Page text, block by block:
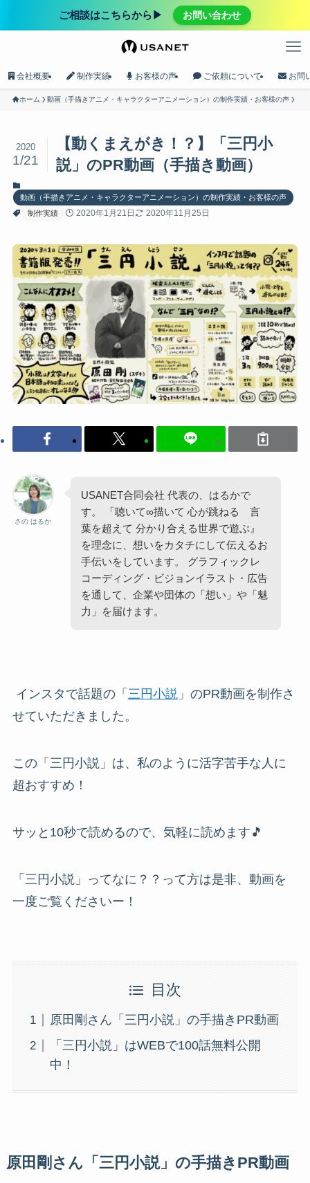
ご相談はこちらから▶︎ お問い合わせ
会社概要 制作実績 お客様の声 ご依頼について お問
ホーム 動画（手描きアニメ・キャラクターアニメーション）の制作実績・お客様の声
【動くまえがき！？】「三円小
説」のPR動画（手描き動画）
2020
1/21
動画（手描きアニメ・キャラクターアニメーション）の制作実績・お客様の声
制作実績
2020年1月21日 2020年11月25日
さの はるか
USANET合同会社 代表の、はるかで
す。 「聴いて∞描いて 心が跳ねる 言
葉を超えて 分かり合える世界で遊ぶ』
を理念に、想いをカタチにして伝えるお
手伝いをしています。 グラフィックレ
コーディング・ビジョンイラスト・広告
を通して、企業や団体の「想い」や「魅
力」を届けます。
インスタで話題の「 三円小説」のPR動画を制作さ
せていただきました。
この「三円小説」は、私のように活字苦手な人に
超おすすめ！
サッと10秒で読めるので、気軽に読めます🎵
「三円小説」ってなに？？って方は是非、動画を
一度ご覧くださいー！
目次
原田剛さん「三円小説」の手描きPR動画
「三円小説」はWEBで100話無料公開
中！
原田剛さん「三円小説」の手描きPR動画